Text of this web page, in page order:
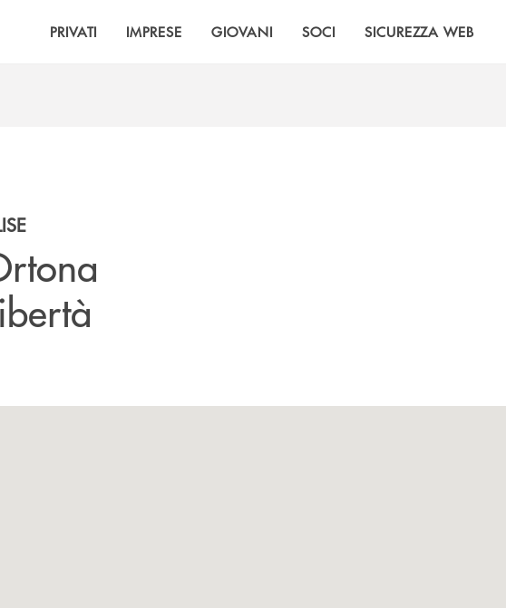
PRIVATI IMPRESE GIOVANI SOCI SICUREZZA WEB